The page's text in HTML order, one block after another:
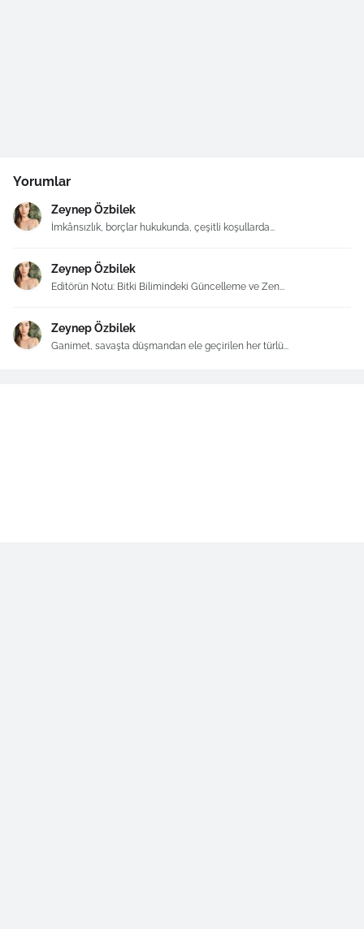
Yorumlar
Zeynep Özbilek
İmkânsızlık, borçlar hukukunda, çeşitli koşullarda...
Zeynep Özbilek
Editörün Notu: Bitki Bilimindeki Güncelleme ve Zen...
Zeynep Özbilek
Ganimet, savaşta düşmandan ele geçirilen her türlü...